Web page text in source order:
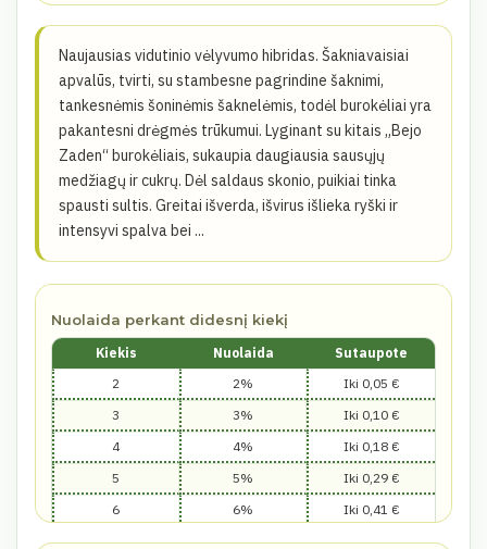
Naujausias vidutinio vėlyvumo hibridas. Šakniavaisiai
apvalūs, tvirti, su stambesne pagrindine šaknimi,
tankesnėmis šoninėmis šaknelėmis, todėl burokėliai yra
pakantesni drėgmės trūkumui. Lyginant su kitais „Bejo
Zaden“ burokėliais, sukaupia daugiausia sausųjų
medžiagų ir cukrų. Dėl saldaus skonio, puikiai tinka
spausti sultis. Greitai išverda, išvirus išlieka ryški ir
intensyvi spalva bei ...
Nuolaida perkant didesnį kiekį
Kiekis Nuolaida
Sutaupote
2
2%
Iki 0,05 €
3
3%
Iki 0,10 €
4
4%
Iki 0,18 €
5
5%
Iki 0,29 €
6
6%
Iki 0,41 €
7
7%
Iki 0,56 €